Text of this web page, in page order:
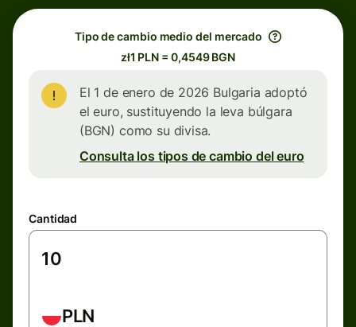
Tipo de cambio medio del mercado
zł1 PLN = 0,4549 BGN
El 1 de enero de 2026 Bulgaria adoptó
el euro, sustituyendo la leva búlgara
(BGN) como su divisa.
Consulta los tipos de cambio del euro
Cantidad
PLN